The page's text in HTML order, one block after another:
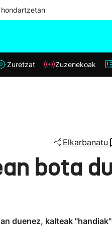
Zuretzat Zuzenekoak
Elkarbanatu
bota
duenez, kalteak